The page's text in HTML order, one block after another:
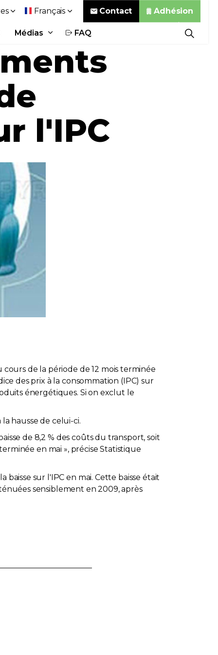
Médias FAQ
Français Contact Adhésion
l'IPC
de la période de 12 mois terminée
des prix à la consommation (IPC) sur
énergétiques. Si on exclut le
hausse de celui-ci.
de 8,2 % des coûts du transport, soit
en mai », précise Statistique
sur l'IPC en mai. Cette baisse était
sensiblement en 2009, après